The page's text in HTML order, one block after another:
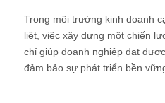
Trong môi trường kinh doanh
liệt, việc xây dựng một chiến
chỉ giúp doanh nghiệp đạt
đảm bảo sự phát triển bền vững